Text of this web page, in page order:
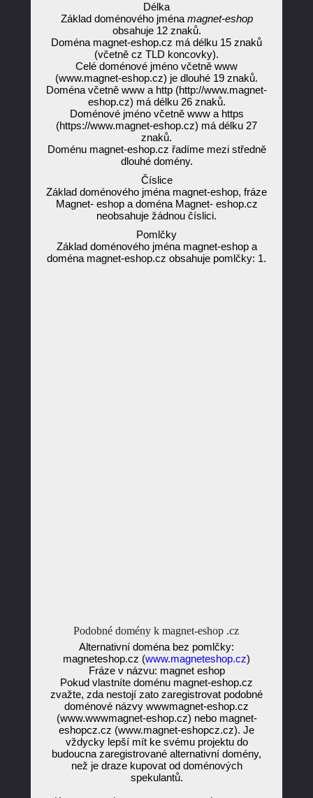
Délka
Základ doménového jména magnet-eshop
obsahuje 12 znaků.
Doména magnet-eshop.cz má délku 15 znaků
(včetně cz TLD koncovky).
Celé doménové jméno včetně www
(www.magnet-eshop.cz) je dlouhé 19 znaků.
Doména včetně www a http (http://www.magnet-
eshop.cz) má délku 26 znaků.
Doménové jméno včetně www a https
(https://www.magnet-eshop.cz) má délku 27
znaků.
Doménu magnet-eshop.cz řadíme mezi středně
dlouhé domény.
Číslice
Základ doménového jména magnet-eshop, fráze
Magnet- eshop a doména Magnet- eshop.cz
neobsahuje žádnou číslici.
Pomlčky
Základ doménového jména magnet-eshop a
doména magnet-eshop.cz obsahuje pomlčky: 1.
Podobné domény k magnet-eshop .cz
Alternativní doména bez pomlčky:
magneteshop.cz (www.magneteshop.cz)
Fráze v názvu: magnet eshop
Pokud vlastníte doménu magnet-eshop.cz
zvažte, zda nestojí zato zaregistrovat podobné
doménové názvy wwwmagnet-eshop.cz
(www.wwwmagnet-eshop.cz) nebo magnet-
eshopcz.cz (www.magnet-eshopcz.cz). Je
vždycky lepší mít ke svému projektu do
budoucna zaregistrované alternativní domény,
než je draze kupovat od doménových
spekulantů.